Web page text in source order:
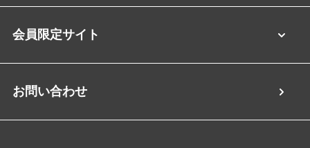
会員限定サイト
お問い合わせ